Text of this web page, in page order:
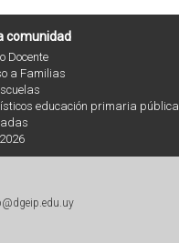
comunidad
Docente
a Familias
educación primaria pública